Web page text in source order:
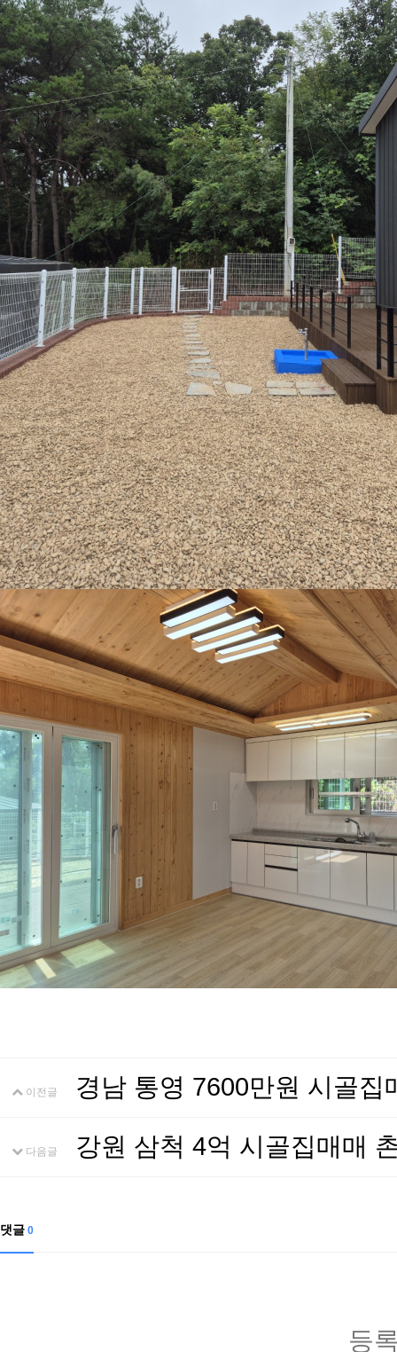
이전글 경남 통영 7600만원 시골
다음글 강원 삼척 4억 시골집매매
댓글 0
등